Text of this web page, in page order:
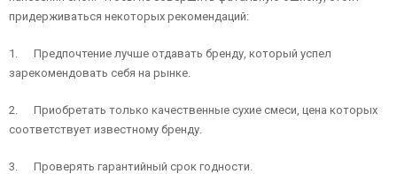
придерживаться некоторых рекомендаций:
1. Предпочтение лучше отдавать бренду, который успел
зарекомендовать себя на рынке.
2. Приобретать только качественные сухие смеси, цена которых
соответствует известному бренду.
3. Проверять гарантийный срок годности.